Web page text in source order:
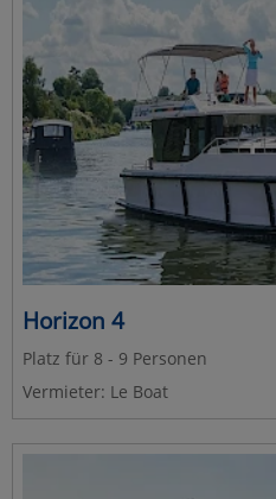
Horizon 4
Platz für 8 - 9 Personen
Vermieter: Le Boat